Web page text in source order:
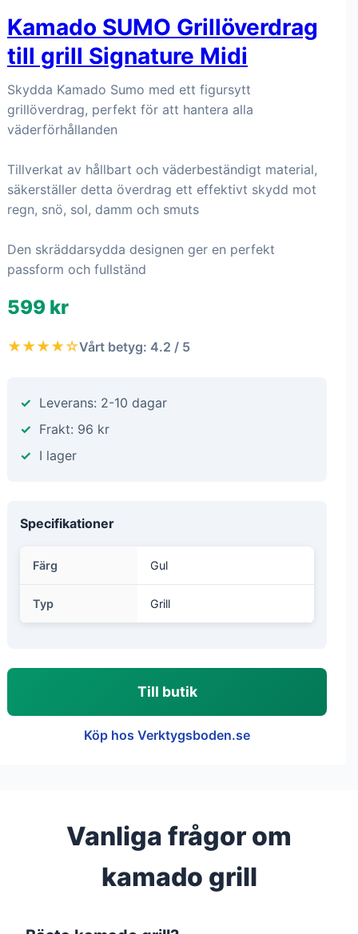
Kamado SUMO Grillöverdrag
till grill Signature Midi
Skydda Kamado Sumo med ett figursytt
grillöverdrag, perfekt för att hantera alla
väderförhållanden
Tillverkat av hållbart och väderbeständigt material,
säkerställer detta överdrag ett effektivt skydd mot
regn, snö, sol, damm och smuts
Den skräddarsydda designen ger en perfekt
passform och fullständ
599 kr
★★★★☆Vårt betyg: 4.2 / 5
Leverans: 2-10 dagar
Frakt: 96 kr
I lager
Specifikationer
Färg Gul
Typ Grill
Till butik
Köp hos Verktygsboden.se
Vanliga frågor om
kamado grill